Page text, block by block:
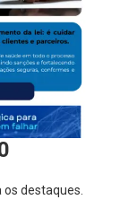
os destaques.